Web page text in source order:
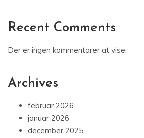
Recent Comments
Der er ingen kommentarer at vise.
Archives
februar 2026
januar 2026
december 2025